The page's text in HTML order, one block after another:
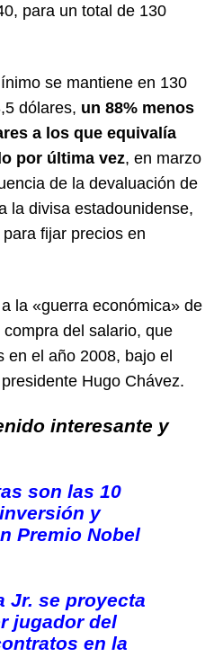
para un total de 130
se mantiene en 130
dólares, un 88% menos
a los que equivalía
por última vez, en marzo
de la devaluación de
la divisa estadounidense,
fijar precios en
la «guerra económica» de
del salario, que
en el año 2008, bajo el
Hugo Chávez.
interesante y
son las 10
y
Premio Nobel
Jr. se proyecta
jugador del
en la